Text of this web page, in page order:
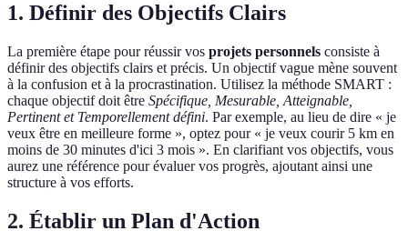
1. Définir des Objectifs Clairs
La première étape pour réussir vos projets personnels consiste à
définir des objectifs clairs et précis. Un objectif vague mène souvent
à la confusion et à la procrastination. Utilisez la méthode SMART :
chaque objectif doit être Spécifique, Mesurable, Atteignable,
Pertinent et Temporellement défini. Par exemple, au lieu de dire « je
veux être en meilleure forme », optez pour « je veux courir 5 km en
moins de 30 minutes d'ici 3 mois ». En clarifiant vos objectifs, vous
aurez une référence pour évaluer vos progrès, ajoutant ainsi une
structure à vos efforts.
2. Établir un Plan d'Action